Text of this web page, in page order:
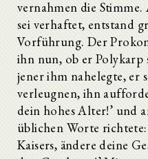
vernahmen die
sei verhaftet, entstand
Vorführung. Der
ihn nun, ob er Polykarp
jener ihm nahelegte, er
verleugnen, ihn
dein hohes Alter!’ und
üblichen Worte
Kaisers, ändere deine